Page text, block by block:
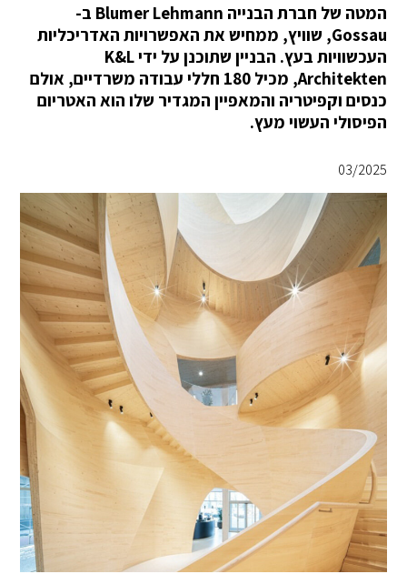
המטה של ​​חברת הבנייה Blumer Lehmann ב-
Gossau, שוויץ, ממחיש את האפשרויות האדריכליות
העכשוויות בעץ. הבניין שתוכנן על ידי K&L
Architekten, מכיל 180 חללי עבודה משרדיים, אולם
כנסים וקפיטריה והמאפיין המגדיר שלו הוא האטריום
הפיסולי העשוי מעץ.
03/2025